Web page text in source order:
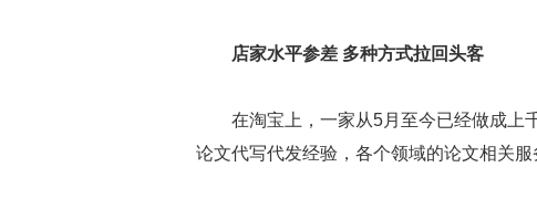
店家水平参差 多种方式拉回头客
在淘宝上，一家从5月至今已经做成上
论文代写代发经验，各个领域的论文相关服